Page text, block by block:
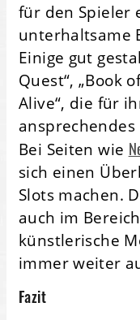
für den Spieler
unterhaltsame
Einige gut
Quest“, „Book
Alive“, die für
Bei Seiten wie
sich einen
Slots machen.
auch im
künstlerische
immer weiter
Fazit